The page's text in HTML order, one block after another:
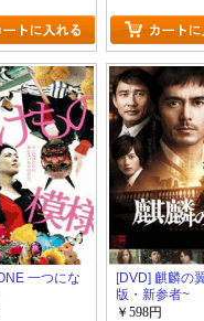
一つにな
[DVD] 麒麟の
版・新参者~
￥598円